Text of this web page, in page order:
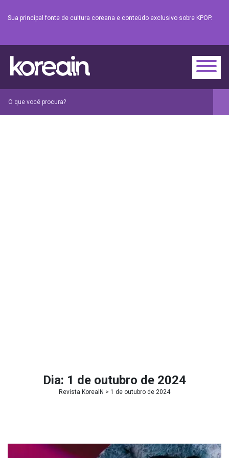
Sua principal fonte de cultura coreana e conteúdo exclusivo sobre KPOP.
Dia: 1 de outubro de 2024
Revista KoreaIN > 1 de outubro de 2024